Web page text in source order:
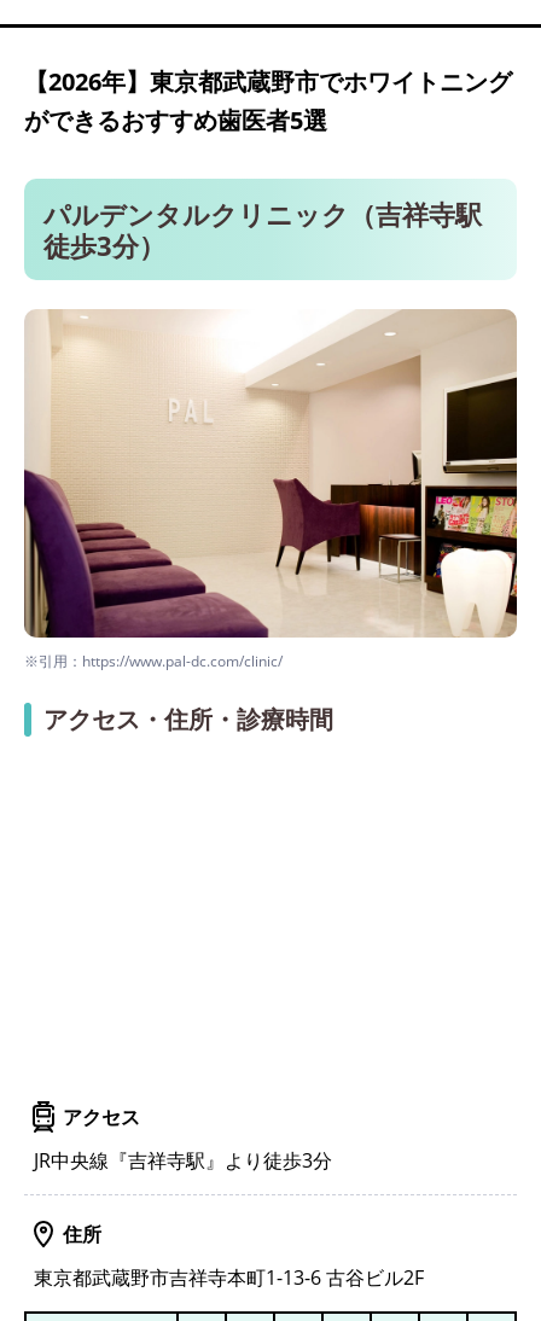
吉祥寺デンタルクリニック（吉祥寺駅 徒歩3
分）
【2026年】 東京都武蔵野市でホワイトニング
ができるおすすめ歯医者5選
パルデンタルクリニック（吉祥寺駅
徒歩3分）
※引用：https://www.pal-dc.com/clinic/
アクセス・住所・診療時間
アクセス
JR中央線『吉祥寺駅』より徒歩3分
住所
東京都武蔵野市吉祥寺本町1-13-6 古谷ビル2F